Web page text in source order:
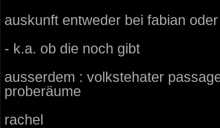
auskunft entweder bei fabian
- k.a. ob die noch gibt
ausserdem : volkstehater
proberäume
rachel